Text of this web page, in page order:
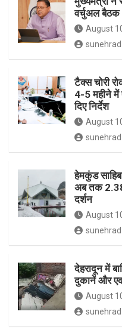
k a
वर्चुअल बैठक
August
टैक्स चोरी
4-5 महीने
दिए निर्देश
August
हेमकुंड
अब तक 2.38
दर्शन
August
देहरादून में
दुकानें और
August